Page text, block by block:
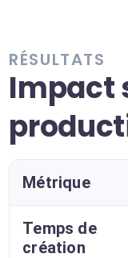
RÉSULTATS
Impact
Métrique
Temps de
création